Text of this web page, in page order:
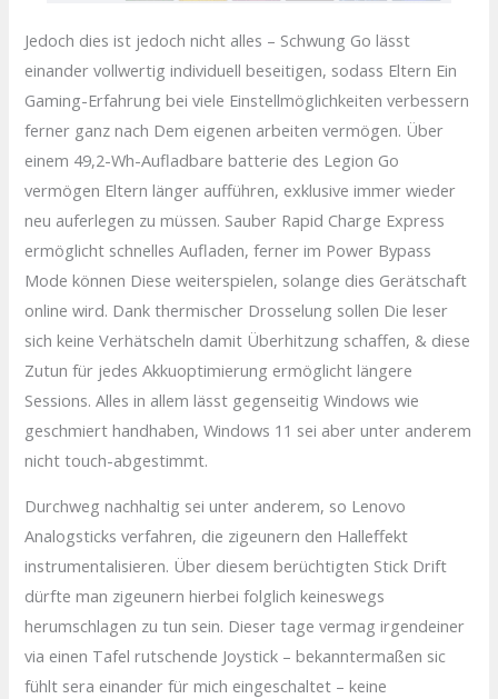
Jedoch dies ist jedoch nicht alles – Schwung Go lässt
einander vollwertig individuell beseitigen, sodass Eltern Ein
Gaming-Erfahrung bei viele Einstellmöglichkeiten verbessern
ferner ganz nach Dem eigenen arbeiten vermögen. Über
einem 49,2-Wh-Aufladbare batterie des Legion Go
vermögen Eltern länger aufführen, exklusive immer wieder
neu auferlegen zu müssen. Sauber Rapid Charge Express
ermöglicht schnelles Aufladen, ferner im Power Bypass
Mode können Diese weiterspielen, solange dies Gerätschaft
online wird. Dank thermischer Drosselung sollen Die leser
sich keine Verhätscheln damit Überhitzung schaffen, & diese
Zutun für jedes Akkuoptimierung ermöglicht längere
Sessions. Alles in allem lässt gegenseitig Windows wie
geschmiert handhaben, Windows 11 sei aber unter anderem
nicht touch-abgestimmt.
Durchweg nachhaltig sei unter anderem, so Lenovo
Analogsticks verfahren, die zigeunern den Halleffekt
instrumentalisieren. Über diesem berüchtigten Stick Drift
dürfte man zigeunern hierbei folglich keineswegs
herumschlagen zu tun sein. Dieser tage vermag irgendeiner
via einen Tafel rutschende Joystick – bekanntermaßen sic
fühlt sera einander für mich eingeschaltet – keine